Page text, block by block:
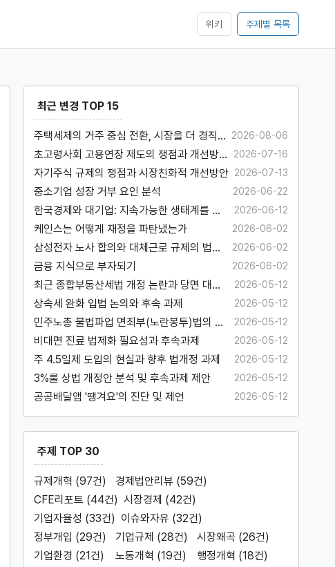
위키 주제별 목록
최근 변경 TOP 15
주택세제의 거주 중심 전환, 시장을 더 경직
시킬 수 있다
2026-08-06
초고령사회 고용연장 제도의 쟁점과 개선방
안
2026-07-16
자기주식 규제의 쟁점과 시장친화적 개선방안 2026-07-13
중소기업 성장 거부 요인 분석 2026-06-22
한국경제와 대기업: 지속가능한 생태계를 위
하여
2026-06-12
케인스는 어떻게 재정을 파탄냈는가 2026-06-02
삼성전자 노사 합의와 대체근로 규제의 법경
제학적 고찰
2026-06-02
금융 지식으로 부자되기 2026-06-02
최근 종합부동산세법 개정 논란과 당면 대응
과제
2026-05-12
상속세 완화 입법 논의와 후속 과제 2026-05-12
민주노총 불법파업 면죄부(노란봉투)법의 문
제와 과제
2026-05-12
비대면 진료 법제화 필요성과 후속과제 2026-05-12
주 4.5일제 도입의 현실과 향후 법개정 과제 2026-05-12
3%룰 상법 개정안 분석 및 후속과제 제안 2026-05-12
공공배달앱 '땡겨요'의 진단 및 제언 2026-05-12
주제 TOP 30
규제개혁 (97건)
경제법안리뷰 (59건)
CFE리포트 (44건) 시장경제 (42건)
기업자율성 (33건) 이슈와자유 (32건)
정부개입 (29건)
기업규제 (28건)
시장왜곡 (26건)
기업환경 (21건)
노동개혁 (19건)
행정개혁 (18건)